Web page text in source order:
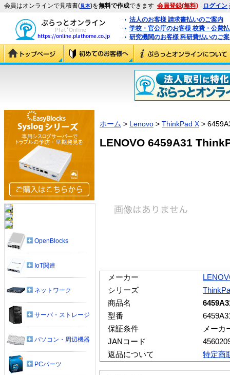
会員はオンラインで見積書(見本)を無料で作成できます 会員登録(無料) ログイン
法人のお客様 請求書払いのご案内
学校・官公庁のお客様 校費・公費
研究機関のお客様 科研費払いのご
ホーム > Lenovo > ThinkPad X >
LENOVO 6459A31
メーカー
シリーズ
商品名
型番
保証条件
メーカ
JANコード
返品について
特定商
OpenBlocks
IoT関連
ネットワーク
サーバ・ストレージ
パソコン・周辺機器
PCパーツ